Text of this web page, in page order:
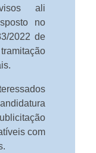
ali
no
2022 de
com